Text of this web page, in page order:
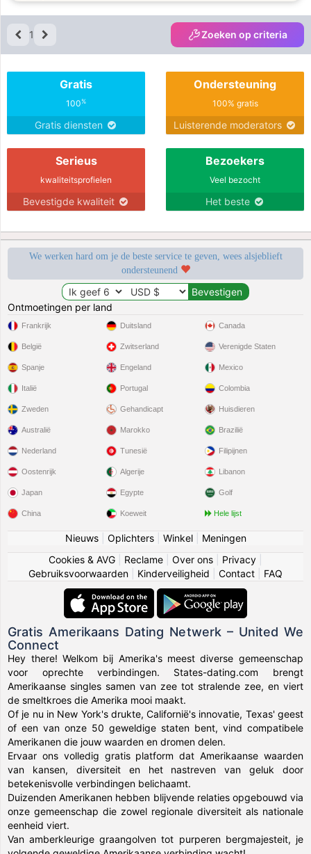
1 Zoeken op criteria
Gratis
100%
Gratis diensten
Ondersteuning
100% gratis
Luisterende moderators
Serieus
kwaliteitsprofielen
Bevestigde kwaliteit
Bezoekers
Veel bezocht
Het beste
We werken hard om je de beste service te geven, wees alsjeblieft
ondersteunend
Ontmoetingen per land
Frankrijk
België
Spanje
Italië
Zweden
Duitsland
Zwitserland
Engeland
Portugal
Gehandicapt
Canada
Verenigde Staten
Mexico
Colombia
Huisdieren
Australië
Nederland
Oostenrijk
Japan
China
Marokko
Tunesië
Algerije
Egypte
Koeweit
Brazilië
Filipijnen
Libanon
Golf
Hele lijst
Nieuws| Oplichters| Winkel| Meningen
Cookies & AVG
Reclame Over ons Privacy
Gebruiksvoorwaarden
Kinderveiligheid Contact FAQ
Gratis Amerikaans Dating Netwerk – United We
Connect
Hey there! Welkom bij Amerika's meest diverse gemeenschap
voor oprechte verbindingen. States-dating.com brengt
Amerikaanse singles samen van zee tot stralende zee, en viert
de smeltkroes die Amerika mooi maakt.
Of je nu in New York's drukte, Californië's innovatie, Texas' geest
of een van onze 50 geweldige staten bent, vind compatibele
Amerikanen die jouw waarden en dromen delen.
Ervaar ons volledig gratis platform dat Amerikaanse waarden
van kansen, diversiteit en het nastreven van geluk door
betekenisvolle verbindingen belichaamt.
Duizenden Amerikanen hebben blijvende relaties opgebouwd via
onze gemeenschap die zowel regionale diversiteit als nationale
eenheid viert.
Van amberkleurige graangolven tot purperen bergmajesteit, je